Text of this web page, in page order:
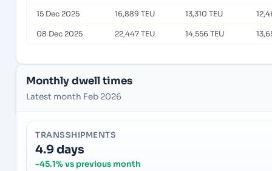
15 Dec 2025 16,889 TEU 13,310 TEU
08 Dec 2025 22,447 TEU 14,556 TEU
Monthly dwell times
Latest month Feb 2026
TRANSSHIPMENTS
4.9 days
-45.1% vs previous month